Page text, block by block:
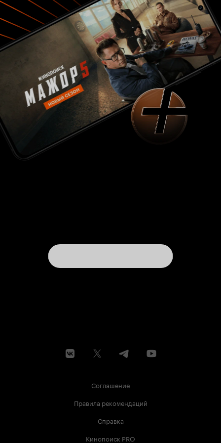
Соглашение
Правила рекомендаций
Справка
Кинопоиск PRO